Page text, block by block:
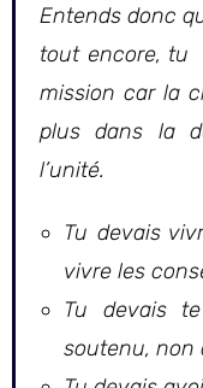
Entends donc
tout encore, tu
mission car la
plus dans la
l’unité.
Tu devais
vivre les
Tu devais
soutenu, non